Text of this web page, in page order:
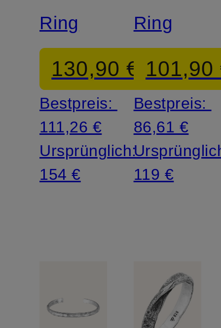
GLORY
Ring
130,90 €
Bestpreis:
111,26 €
Ursprünglich:
154 €
GLORY
Ring
101,90
Bestpreis:
86,61 €
119 €